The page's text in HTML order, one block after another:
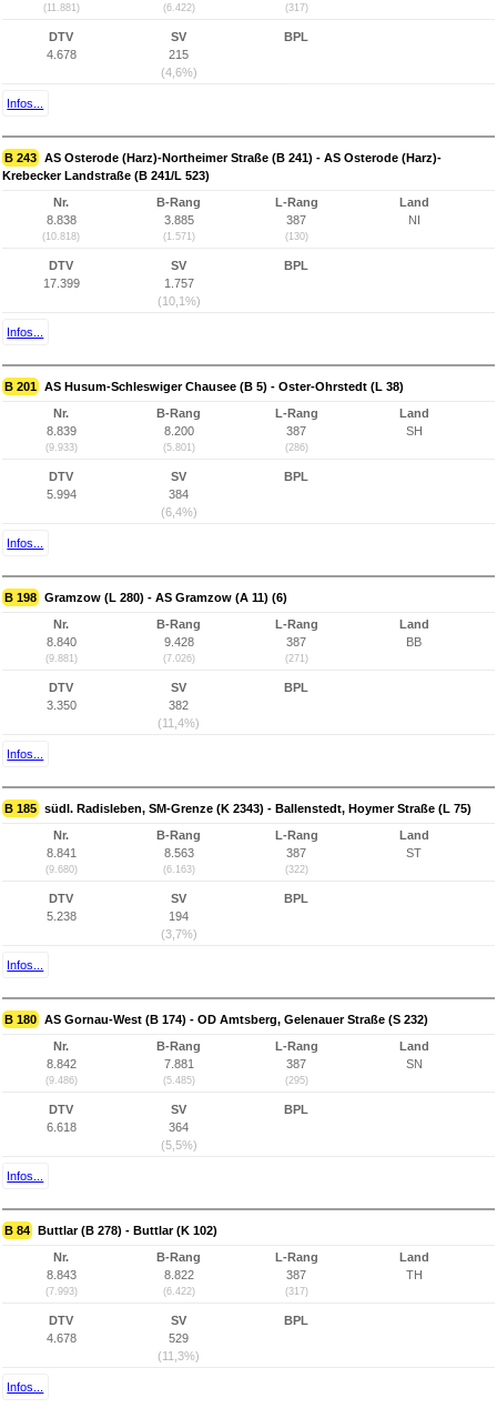
(11.881) (6.422) (317)
DTV
4.678
SV
215
(4,6%)
BPL
Infos...
B 243 AS Osterode (Harz)-Northeimer Straße (B 241) - AS Osterode (Harz)-
Krebecker Landstraße (B 241/L 523)
Nr.
8.838
(10.818)
B-Rang
3.885
(1.571)
L-Rang
387
(130)
Land
NI
DTV
17.399
SV
1.757
(10,1%)
BPL
Infos...
B 201 AS Husum-Schleswiger Chausee (B 5) - Oster-Ohrstedt (L 38)
Nr.
8.839
(9.933)
B-Rang
8.200
(5.801)
L-Rang
387
(286)
Land
SH
DTV
5.994
SV
384
(6,4%)
BPL
Infos...
B 198 Gramzow (L 280) - AS Gramzow (A 11) (6)
Nr.
8.840
(9.881)
B-Rang
9.428
(7.026)
L-Rang
387
(271)
Land
BB
DTV
3.350
SV
382
(11,4%)
BPL
Infos...
B 185 südl. Radisleben, SM-Grenze (K 2343) - Ballenstedt, Hoymer Straße (L 75)
Nr.
8.841
(9.680)
B-Rang
8.563
(6.163)
L-Rang
387
(322)
Land
ST
DTV
5.238
SV
194
(3,7%)
BPL
Infos...
B 180 AS Gornau-West (B 174) - OD Amtsberg, Gelenauer Straße (S 232)
Nr.
8.842
(9.486)
B-Rang
7.881
(5.485)
L-Rang
387
(295)
Land
SN
DTV
6.618
SV
364
(5,5%)
BPL
Infos...
B 84 Buttlar (B 278) - Buttlar (K 102)
Nr.
8.843
(7.993)
B-Rang
8.822
(6.422)
L-Rang
387
(317)
Land
TH
DTV
4.678
SV
529
(11,3%)
BPL
Infos...